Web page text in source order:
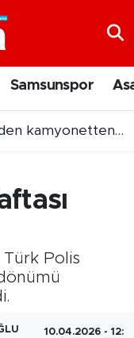
Samsunspor
5 kilo altın çıktı
Türk Polis
10.04.2026 -